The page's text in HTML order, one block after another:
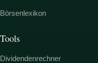
Börsenlexikon
Tools
Dividendenrechner